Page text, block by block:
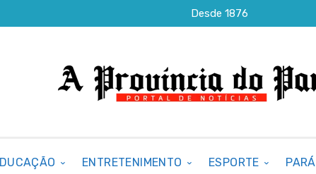
Desde 1876
ENTRETENIMENTO ESPORTE PARÁ